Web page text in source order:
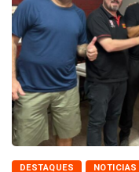
DESTAQUES NOTICIAS